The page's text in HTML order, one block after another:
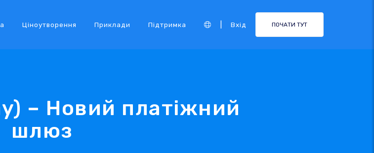
Ціноутворення Приклади Підтримка Вхід ПОЧАТИ ТУТ
– Новий платіжний
шлюз